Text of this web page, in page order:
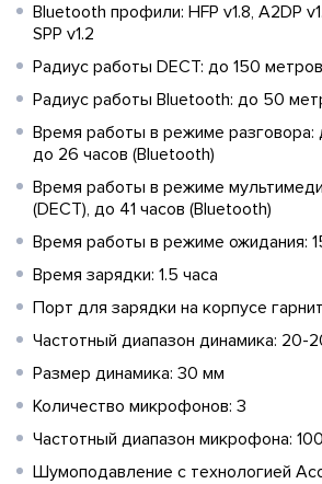
Bluetooth профили: HFP v1.8, A2DP
SPP v1.2
Радиус работы DECT: до 150
Радиус работы Bluetooth: до 50
Время работы в режиме разговора:
до 26 часов (Bluetooth)
Время работы в режиме
(DECT), до 41 часов (Bluetooth)
Время работы в режиме ожидания:
Время зарядки: 1.5 часа
Порт для зарядки на корпусе
Частотный диапазон динамика: 20-
Размер динамика: 30 мм
Количество микрофонов: 3
Частотный диапазон микрофона:
Шумоподавление с технологией